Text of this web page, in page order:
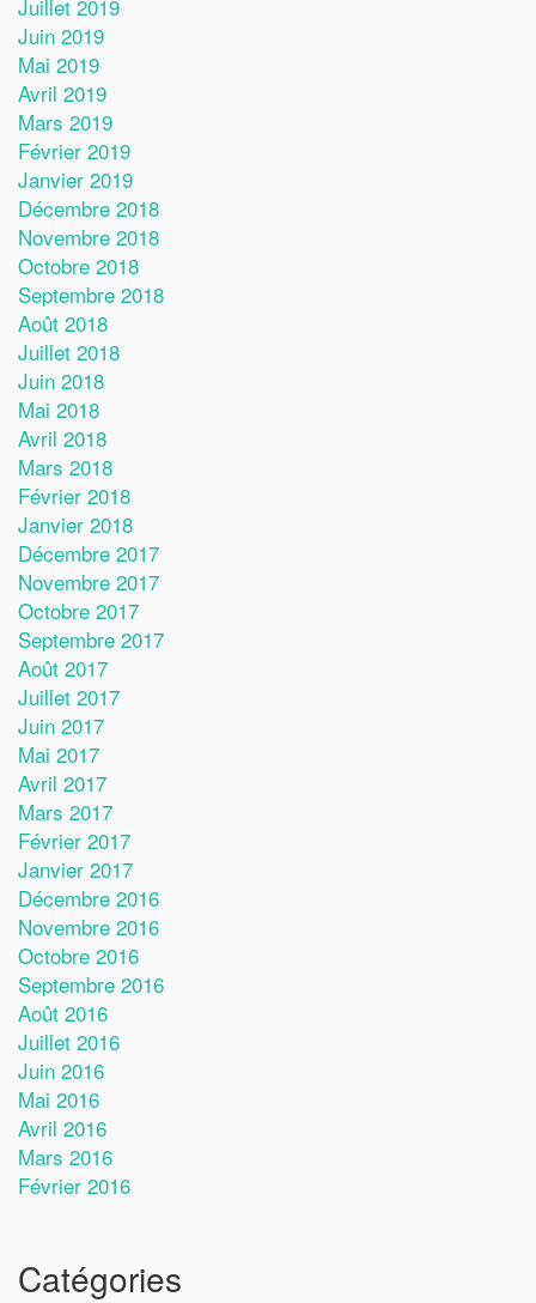
Juillet 2019
Juin 2019
Mai 2019
Avril 2019
Mars 2019
Février 2019
Janvier 2019
Décembre 2018
Novembre 2018
Octobre 2018
Septembre 2018
Août 2018
Juillet 2018
Juin 2018
Mai 2018
Avril 2018
Mars 2018
Février 2018
Janvier 2018
Décembre 2017
Novembre 2017
Octobre 2017
Septembre 2017
Août 2017
Juillet 2017
Juin 2017
Mai 2017
Avril 2017
Mars 2017
Février 2017
Janvier 2017
Décembre 2016
Novembre 2016
Octobre 2016
Septembre 2016
Août 2016
Juillet 2016
Juin 2016
Mai 2016
Avril 2016
Mars 2016
Février 2016
Catégories